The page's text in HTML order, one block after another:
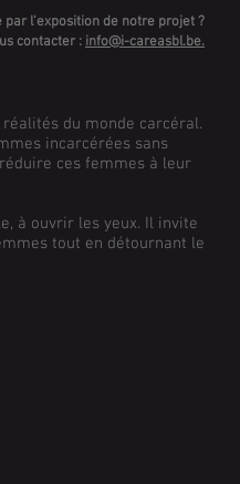
l'exposition de notre projet ?
contacter : info@i-careasbl.be.
du monde carcéral.
incarcérées sans
ces femmes à leur
à ouvrir les yeux. Il invite
tout en détournant le